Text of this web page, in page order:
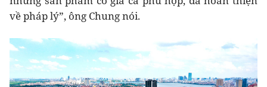
về pháp lý”, ông Chung nói.